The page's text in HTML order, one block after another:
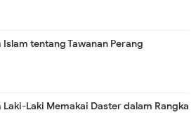
Islam tentang Tawanan Perang
Laki-Laki Memakai Daster dalam Rangka